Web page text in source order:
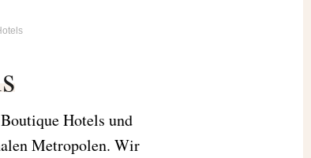
Hotels und
Metropolen. Wir